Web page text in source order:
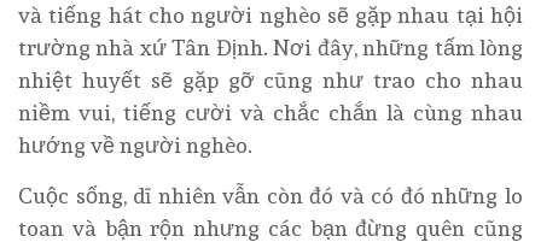
và tiếng hát cho người nghèo sẽ gặp nhau tại hội
trường nhà xứ Tân Định. Nơi đây, những tấm lòng
nhiệt huyết sẽ gặp gỡ cũng như trao cho nhau
niềm vui, tiếng cười và chắc chắn là cùng nhau
hướng về người nghèo.
Cuộc sống, dĩ nhiên vẫn còn đó và có đó những lo
toan và bận rộn nhưng các bạn đừng quên cũng